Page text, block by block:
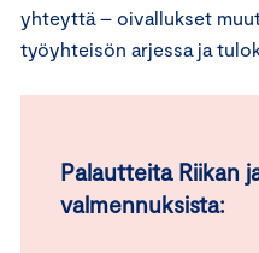
yhteyttä – oivallukset
työyhteisön arjessa ja
Palautteita Riikan
valmennuksista: